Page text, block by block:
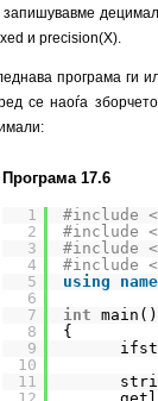
и precision(X).
програма ги
се наоѓа
Програма 17.6
1
2
3
4
5
6
7
8
9
10
11
#include
#include
#include
#include
using
int main()
{